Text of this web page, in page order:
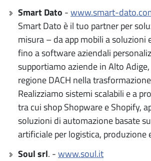
Smart Dato -www.smart-
Smart Dato è il tuo partner per
misura – da app mobili a soluzioni
fino a software aziendali
supportiamo aziende in Alto
regione DACH nella
Realizziamo sistemi scalabili e a
tra cui shop Shopware e Shopify,
soluzioni di automazione basate
artificiale per logistica, produzione
Soul srl. -www.soul.it